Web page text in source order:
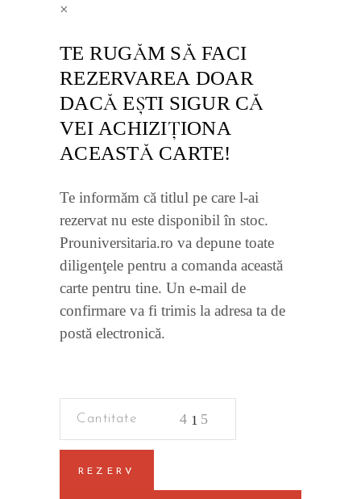
×
TE RUGĂM SĂ FACI
REZERVAREA DOAR
DACĂ EŞTI SIGUR CĂ
VEI ACHIZIŢIONA
ACEASTĂ CARTE!
Te informăm că titlul pe care l-ai
rezervat nu este disponibil în stoc.
Prouniversitaria.ro va depune toate
diligenţele pentru a comanda această
carte pentru tine. Un e-mail de
confirmare va fi trimis la adresa ta de
postă electronică.
REZERV